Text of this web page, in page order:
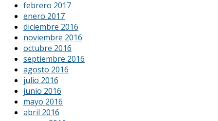
febrero 2017
enero 2017
diciembre 2016
noviembre 2016
octubre 2016
septiembre 2016
agosto 2016
julio 2016
junio 2016
mayo 2016
abril 2016